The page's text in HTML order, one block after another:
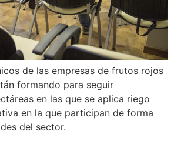
de las empresas de frutos rojos
formando para seguir
en las que se aplica riego
en la que participan de forma
del sector.